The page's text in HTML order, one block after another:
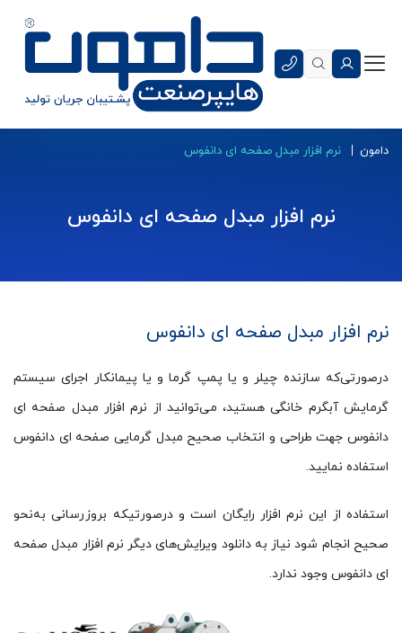
دامون نرم افزار مبدل صفحه ای دانفوس
نرم افزار مبدل صفحه ای دانفوس
نرم افزار مبدل صفحه ای دانفوس
درصورتی‌که سازنده چیلر و یا پمپ گرما و یا پیمانکار اجرای سیستم
گرمایش آبگرم خانگی هستید، می‌توانید از نرم افزار مبدل صفحه ای
دانفوس جهت طراحی و انتخاب صحیح مبدل گرمایی صفحه ای دانفوس
استفاده نمایید.
استفاده از این نرم افزار رایگان است و درصورتیکه بروزرسانی به‌نحو
صحیح انجام شود نیاز به دانلود ویرایش‌های دیگر نرم افزار مبدل صفحه
ای دانفوس وجود ندارد.